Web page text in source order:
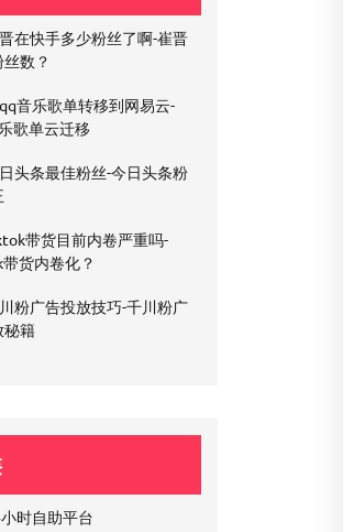
在快手多少粉丝了啊-崔晋
数？
音乐歌单转移到网易云-
歌单云迁移
头条最佳粉丝-今日头条粉
带货目前内卷严重吗-
货内卷化？
粉广告投放技巧-千川粉广
秘籍
时自助平台